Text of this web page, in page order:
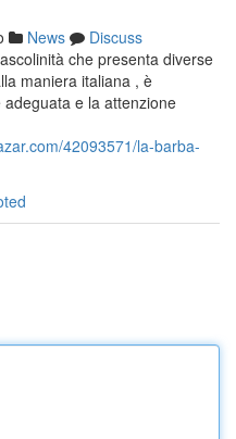
News
Discuss
che presenta diverse
maniera italiana , è
e la attenzione
42093571/la-barba-